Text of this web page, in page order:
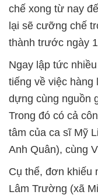
chế xong từ nay
lại sẽ cưỡng chế
thành trước ngày
Ngay lập tức
tiếng về việc
dựng cùng nguồn
Trong đó có cả
tâm của ca sĩ Mỹ
Anh Quân), cùng
Cụ thể, đơn khiếu
Lâm Trường (xã